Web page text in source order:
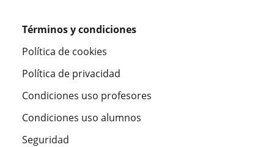
Términos y condiciones
Política de cookies
Política de privacidad
Condiciones uso profesores
Condiciones uso alumnos
Seguridad